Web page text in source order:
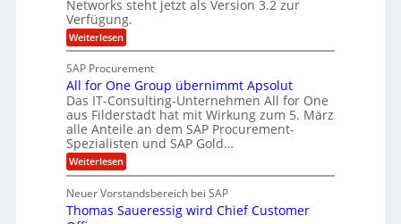
h
e
f
b
e
i
I
F
S
S
p
e
z
i
a
l
i
s
t
u
A
p
p
n
e
n
n
t
C
T
O
Networks steht jetzt als Version 3.2 zur
Verfügung.
Weiterlesen:
O
-
S
e
c
u
r
i
t
y
y
s
SAP Procurement
All for One Group übernimmt Apsolut
Das IT-Consulting-Unternehmen All for One
aus Filderstadt hat mit Wirkung zum 5. März
alle Anteile an dem SAP Procurement-
Spezialisten und SAP Gold…
Weiterlesen:
A
l
f
Neuer Vorstandsbereich bei SAP
Thomas Saueressig wird Chief Customer